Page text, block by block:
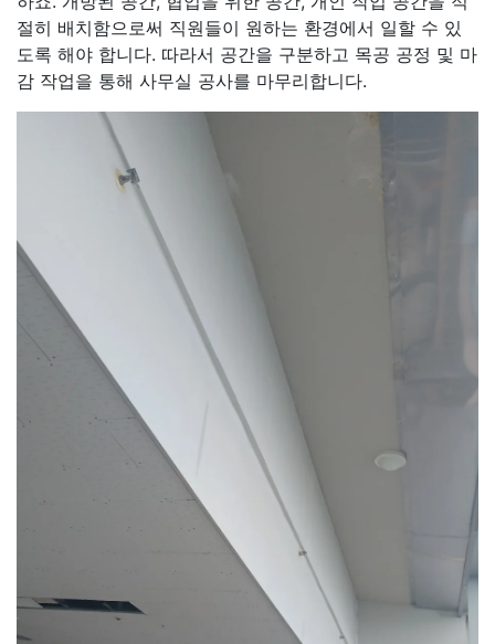
절히 배치함으로써 직원들이 원하는 환경에서 일할 수 있
도록 해야 합니다. 따라서 공간을 구분하고 목공 공정 및 마
감 작업을 통해 사무실 공사를 마무리합니다.